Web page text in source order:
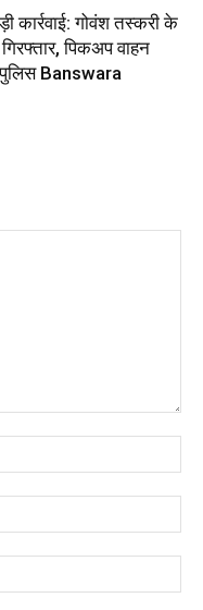
कार्रवाई: गोवंश तस्करी के
पिकअप वाहन
Banswara